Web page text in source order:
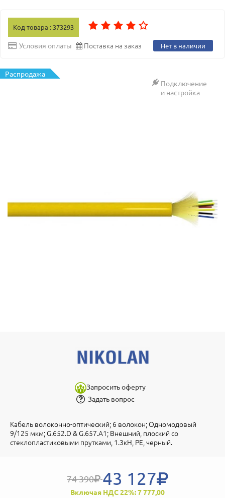
Код товара : 373293
Условия оплаты Поставка на заказ Нет в наличии
Распродажа
Подключение
и настройка
Запросить оферту
Задать вопрос
Кабель волоконно-оптический; 6 волокон; Одномодовый
9/125 мкм; G.652.D & G.657.A1; Внешний, плоский со
стеклопластиковыми прутками, 1.3кН, PE, черный.
74 390 43 127
Включая НДС 22%: 7 777,00